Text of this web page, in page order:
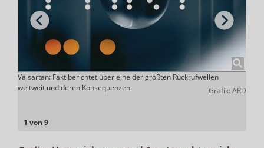
1 von 9
Valsartan: Fakt berichtet über eine der größten Rückrufwellen
weltweit und deren Konsequenzen.
Grafik: ARD